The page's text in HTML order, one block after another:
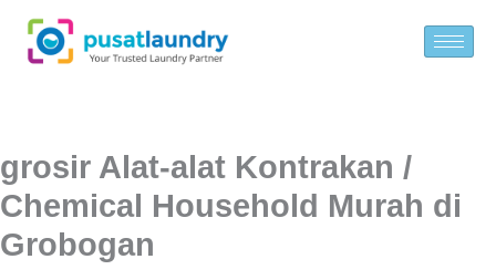
content
grosir Alat-alat Kontrakan /
Chemical Household Murah di
Grobogan